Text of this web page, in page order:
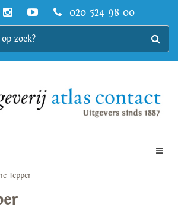
020 524 98 00
Tepper